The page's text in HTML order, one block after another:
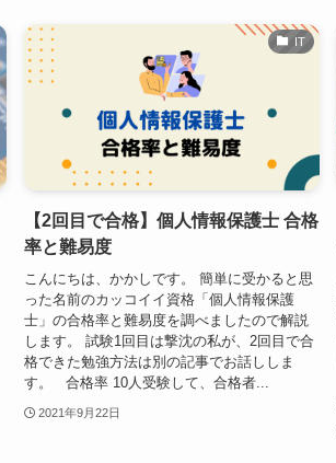
IT
【2回目で合格】個人情報保護士 合格
率と難易度
こんにちは、かかしです。 簡単に受かると思
った名前のカッコイイ資格「個人情報保護
士」の合格率と難易度を調べましたので解説
します。 試験1回目は撃沈の私が、2回目で合
格できた勉強方法は別の記事でお話ししま
す。 合格率 10人受験して、合格者...
2021年9月22日